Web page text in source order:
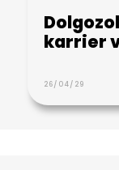
karrier
26/04/29